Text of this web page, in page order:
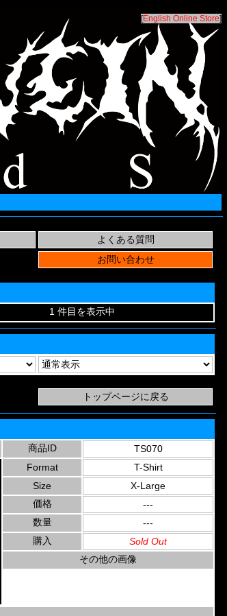
[English Online Store]
1 件目を表示中
商品ID
TS070
Format
T-Shirt
Size
X-Large
価格
---
数量
---
購入
Sold Out
その他の画像